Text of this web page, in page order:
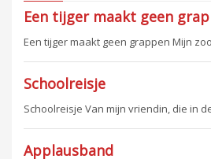
Een tijger maakt geen
Een tijger maakt geen grappen Mijn
Schoolreisje
Schoolreisje Van mijn vriendin, die in
Applausband